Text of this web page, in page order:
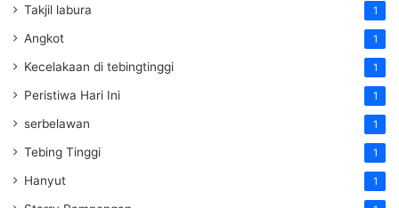
Takjil labura 1
Angkot 1
Kecelakaan di tebingtinggi 1
Peristiwa Hari Ini 1
serbelawan 1
Tebing Tinggi 1
Hanyut 1